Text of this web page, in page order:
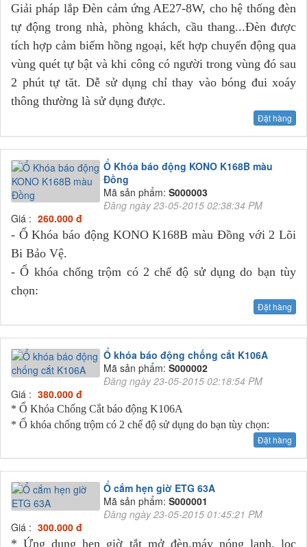
Giải pháp lắp Đèn cảm ứng AE27-8W, cho hệ thống đèn
tự động trong nhà, phòng khách, cầu thang...Đèn được
tích hợp cảm biếm hồng ngoại, kết hợp chuyển động qua
vùng quét tự bật và khi công có người trong vùng đó sau
2 phút tự tăt. Dễ sử dụng chỉ thay vào bóng đui xoáy
thông thường là sử dụng được.
Đặt hàng
Ổ Khóa báo động KONO K168B màu
Đồng
Mã sản phẩm: S000003
Đăng ngày 23-05-2015 02:38:34 PM
Giá : 260.000 đ
- Ổ Khóa báo động KONO K168B màu Đồng với 2 Lõi
Bi Bảo Vệ.
- Ổ khóa chống trộm có 2 chế độ sử dụng do bạn tùy
chọn:
Đặt hàng
Ổ khóa báo động chống cắt K106A
Mã sản phẩm: S000002
Đăng ngày 23-05-2015 02:18:54 PM
Giá : 380.000 đ
* Ổ Khóa Chống Cắt báo động K106A
* Ổ khóa chống trộm có 2 chế độ sử dụng do bạn tùy chọn:
Đặt hàng
Ổ cắm hẹn giờ ETG 63A
Mã sản phẩm: S000001
Đăng ngày 23-05-2015 01:45:21 PM
Giá : 300.000 đ
* Ứng dụng hẹn giờ tắt mở đèn,máy nóng lạnh, lọc